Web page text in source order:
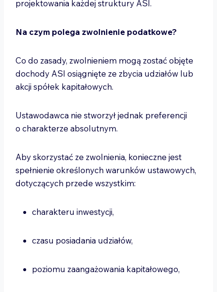
projektowania każdej struktury ASI.
Na czym polega zwolnienie podatkowe?
Co do zasady, zwolnieniem mogą zostać objęte
dochody ASI osiągnięte ze zbycia udziałów lub
akcji spółek kapitałowych.
Ustawodawca nie stworzył jednak preferencji
o charakterze absolutnym.
Aby skorzystać ze zwolnienia, konieczne jest
spełnienie określonych warunków ustawowych,
dotyczących przede wszystkim:
charakteru inwestycji,
czasu posiadania udziałów,
poziomu zaangażowania kapitałowego,